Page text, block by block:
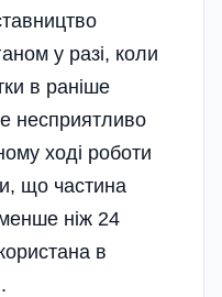
у разі, коли
в раніше
несприятливо
ході роботи
що частина
ніж 24
в